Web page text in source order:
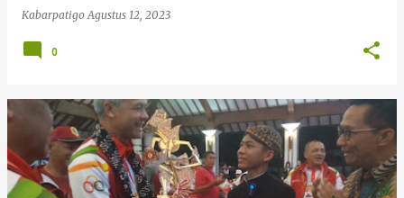
Kabarpatigo Agustus 12, 2023
0